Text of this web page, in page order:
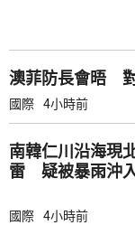
澳菲防長會晤
國際 4小時前
南韓仁川沿海現
雷 疑被暴雨沖
國際 4小時前